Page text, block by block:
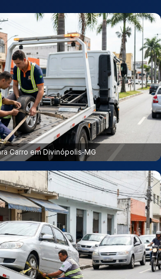
Carro em Divinópolis‑MG